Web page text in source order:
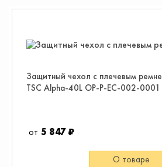
Защитный чехол с плечевым
TSC Alpha-40L OP-P-EC-002-0001
5 847 ₽
О товаре